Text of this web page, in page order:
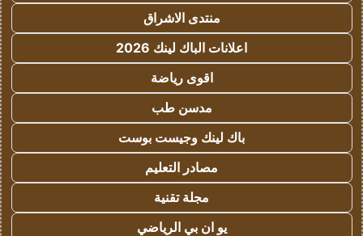
منتدى الاشراق
اعلانات الباك لينك 2026
اقوى رياضة
مدسن طب
باك لينك وجيست بوست
مصادر التعليم
مجلة تقنية
يو ان بي الرياضي